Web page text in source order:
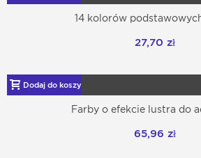
14 kolorów
27,70 zł
Dodaj do koszyka
Farby o efekcie lustra do
65,96 zł